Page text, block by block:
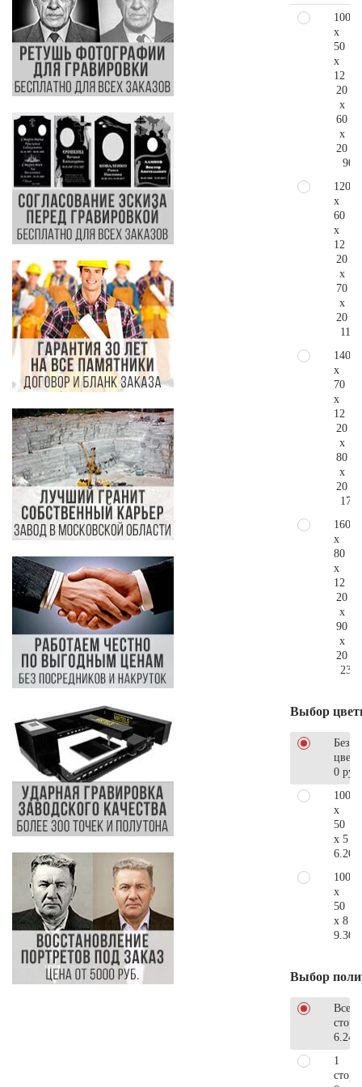
100
x
50
x
12
20
x
60
x
20
120
x
60
x
12
20
x
70
x
20
140
x
70
x
12
20
x
80
x
20
160
x
80
x
12
20
x
90
x
20
Выбор
Без
0 руб.
100
x
50
x 5
100
x
50
x 8
Выбор
Все
1